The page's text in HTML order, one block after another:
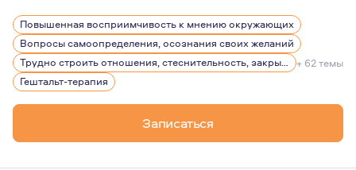
Мне искренне интересен собственный путь
Я много внимания и энергии направляю на то, что бы
Повышенная восприимчивость к мнению окружающих
Вопросы самоопределения, осознания своих желаний
Трудно строить отношения, стеснительность, закрытость
+ 62 темы
Гештальт-терапия
Записаться